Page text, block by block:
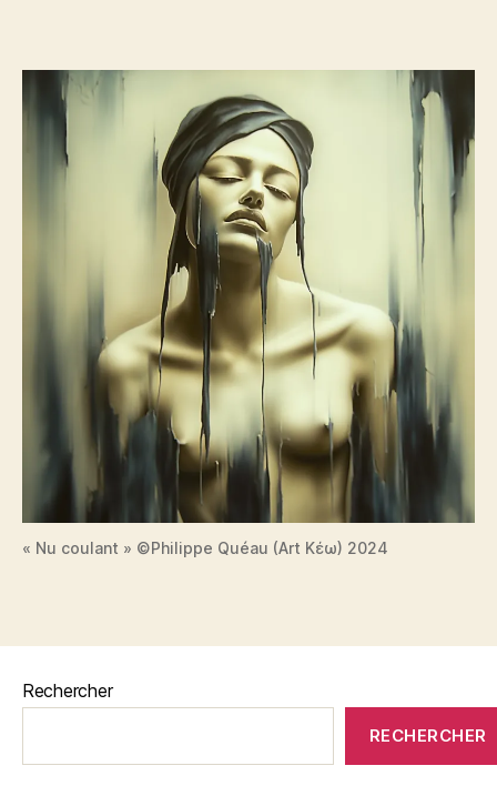
« Nu coulant » ©Philippe Quéau (Art Κέω) 2024
Rechercher
RECHERCHER